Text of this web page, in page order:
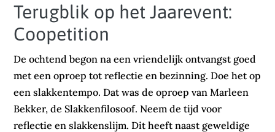
Terugblik op het Jaarevent:
Coopetition
De ochtend begon na een vriendelijk ontvangst goed
met een oproep tot reflectie en bezinning. Doe het op
een slakkentempo. Dat was de oproep van Marleen
Bekker, de Slakkenfilosoof. Neem de tijd voor
reflectie en slakkenslijm. Dit heeft naast geweldige